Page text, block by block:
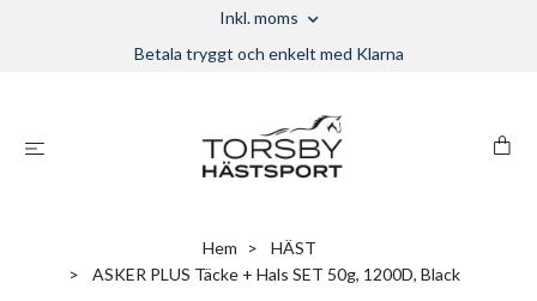
Inkl. moms
Betala tryggt och enkelt med Klarna
Hem
HÄST
ASKER PLUS Täcke + Hals SET 50g, 1200D, Black